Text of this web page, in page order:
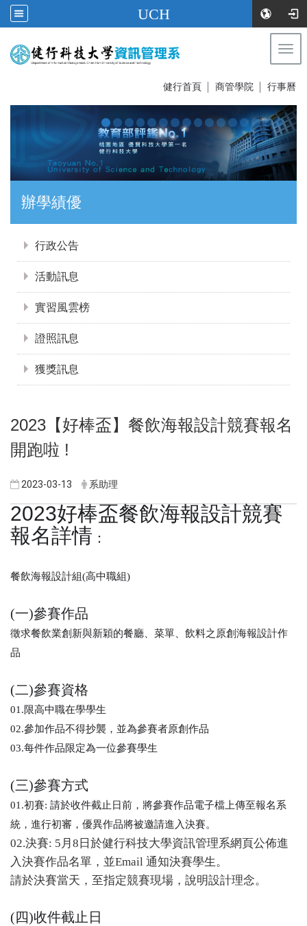
UCH
健行首頁 商管學院 行事曆
辦學績優
行政公告
活動訊息
實習風雲榜
證照訊息
獲獎訊息
2023【好棒盃】餐飲海報設計競賽報名
開跑啦 !
2023-03-13 系助理
2023好棒盃餐飲海報設計競賽
報名詳情 ：
餐飲海報設計組(高中職組)
(一)參賽作品
徵求餐飲業創新與新穎的餐廳、菜單、飲料之原創海報設計作
品
(二)參賽資格
01.限高中職在學學生
02.參加作品不得抄襲，並為參賽者原創作品
03.每件作品限定為一位參賽學生
(三)參賽方式
01.初賽: 請於收件截止日前，將參賽作品電子檔上傳至報名系
統，進行初審，優異作品將被邀請進入決賽。
02.決賽: 5月8日於健行科技大學資訊管理系網頁公佈進
入決賽作品名單，並Email 通知決賽學生。
請於決賽當天，至指定競賽現場，說明設計理念。
(四)收件截止日